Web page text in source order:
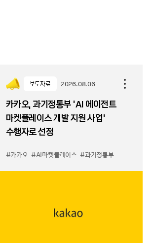
#선물하기 LuX #선물하기 미우미우 입점
보도자료 2026.08.06
카카오, 과기정통부 ‘AI 에이전트
마켓플레이스 개발 지원 사업’
수행자로 선정
#카카오 #AI마켓플레이스 #과기정통부